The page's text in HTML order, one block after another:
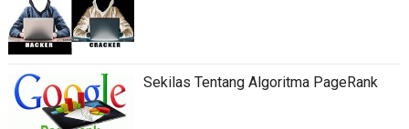
Sekilas Tentang Algoritma PageRank